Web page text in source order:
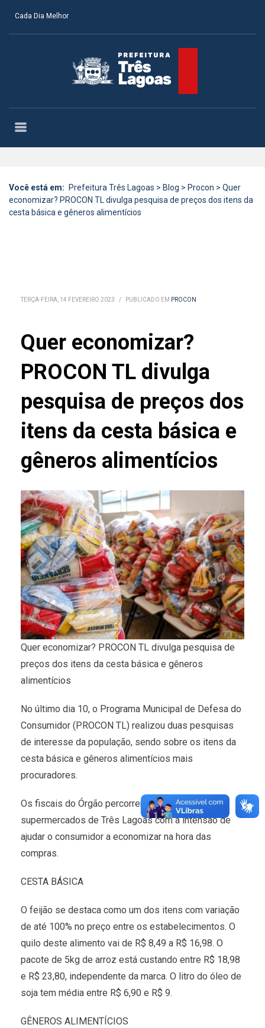
Cada Dia Melhor
Você está em: Prefeitura Três Lagoas > Blog > Procon > Quer
economizar? PROCON TL divulga pesquisa de preços dos itens da
cesta básica e gêneros alimentícios
TERÇA-FEIRA, 14 FEVEREIRO 2023 / PUBLICADO EM PROCON
Quer economizar?
PROCON TL divulga
pesquisa de preços dos
itens da cesta básica e
gêneros alimentícios
Quer economizar? PROCON TL divulga pesquisa de
preços dos itens da cesta básica e gêneros
alimentícios
No último dia 10, o Programa Municipal de Defesa do
Consumidor (PROCON TL) realizou duas pesquisas
de interesse da população, sendo sobre os itens da
cesta básica e gêneros alimentícios mais
procuradores.
Os fiscais do Órgão percorreram 09 grandes
supermercados de Três Lagoas com a intensão de
ajudar o consumidor a economizar na hora das
compras.
CESTA BÁSICA
O feijão se destaca como um dos itens com variação
de até 100% no preço entre os estabelecimentos. O
quilo deste alimento vai de R$ 8,49 a R$ 16,98. O
pacote de 5kg de arroz está custando entre R$ 18,98
e R$ 23,80, independente da marca. O litro do óleo de
soja tem média entre R$ 6,90 e R$ 9.
GÊNEROS ALIMENTÍCIOS